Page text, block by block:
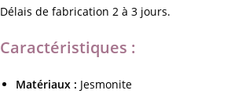
Délais de fabrication 2 à 3 jours.
Caractéristiques :
Matériaux : Jesmonite